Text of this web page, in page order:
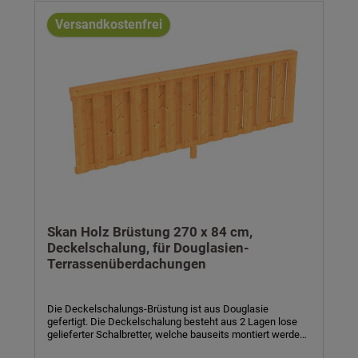
Pfosten/Riegel: 10 x 10 cm- Andreaskreuze: 8 x 8 cm- inkl.
Montagematerial und Aufbauanleitung
Versandkostenfrei
Skan Holz Brüstung 270 x 84 cm,
Deckelschalung, für Douglasien-
Terrassenüberdachungen
Die Deckelschalungs-Brüstung ist aus Douglasie
gefertigt. Die Deckelschalung besteht aus 2 Lagen lose
gelieferter Schalbretter, welche bauseits montiert werden.